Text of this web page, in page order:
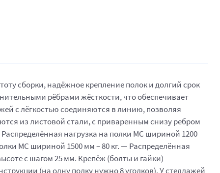
сборки, надёжное крепление полок и долгий срок
рёбрами жёсткости, что обеспечивает
с лёгкостью соединяются в линию, позволяя
из листовой стали, с приваренным снизу ребром
нагрузка на полки МС шириной 1200
МС шириной 1500 мм – 80 кг. — Распределённая
с шагом 25 мм. Крепёж (болты и гайки)
(на одну полку нужно 8 уголков). У стеллажей